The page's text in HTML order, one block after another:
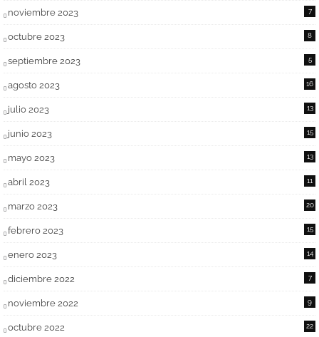
noviembre 2023 7
octubre 2023 8
septiembre 2023 5
agosto 2023 16
julio 2023 13
junio 2023 15
mayo 2023 13
abril 2023 11
marzo 2023 20
febrero 2023 15
enero 2023 14
diciembre 2022 7
noviembre 2022 9
octubre 2022 22